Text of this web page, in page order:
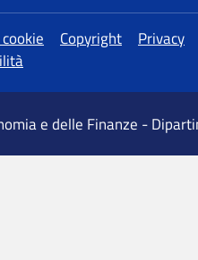
e delle Finanze -